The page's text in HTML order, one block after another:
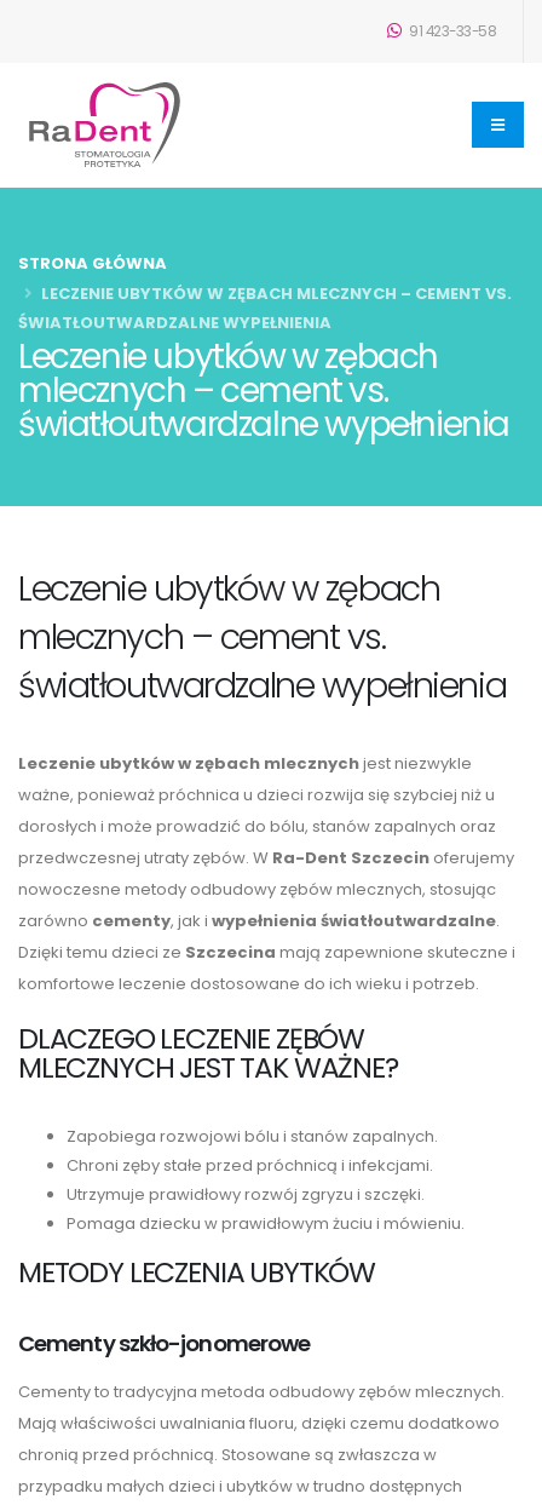
91 423-33-58
Leczenie ubytków w zębach
mlecznych – cement vs.
światłoutwardzalne wypełnienia
STRONA GŁÓWNA
LECZENIE UBYTKÓW W ZĘBACH MLECZNYCH – CEMENT VS.
ŚWIATŁOUTWARDZALNE WYPEŁNIENIA
Leczenie ubytków w zębach
mlecznych – cement vs.
światłoutwardzalne wypełnienia
Leczenie ubytków w zębach mlecznychjest niezwykle
ważne, ponieważ próchnica u dzieci rozwija się szybciej niż u
dorosłych i może prowadzić do bólu, stanów zapalnych oraz
przedwczesnej utraty zębów. W Ra-Dent Szczecin oferujemy
nowoczesne metody odbudowy zębów mlecznych, stosując
zarówno cementy, jak i wypełnienia światłoutwardzalne.
Dzięki temu dzieci ze Szczecina mają zapewnione skuteczne i
komfortowe leczenie dostosowane do ich wieku i potrzeb.
DLACZEGO LECZENIE ZĘBÓW
MLECZNYCH JEST TAK WAŻNE?
Zapobiega rozwojowi bólu i stanów zapalnych.
Chroni zęby stałe przed próchnicą i infekcjami.
Utrzymuje prawidłowy rozwój zgryzu i szczęki.
Pomaga dziecku w prawidłowym żuciu i mówieniu.
METODY LECZENIA UBYTKÓW
Cementy szkło-jonomerowe
Cementy to tradycyjna metoda odbudowy zębów mlecznych.
Mają właściwości uwalniania fluoru, dzięki czemu dodatkowo
chronią przed próchnicą. Stosowane są zwłaszcza w
przypadku małych dzieci i ubytków w trudno dostępnych